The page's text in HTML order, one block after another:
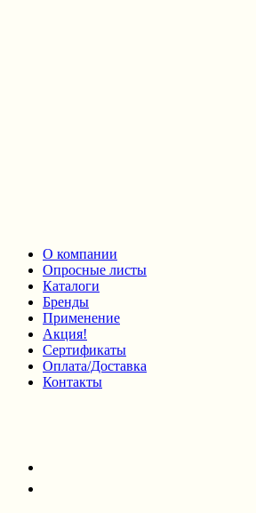
О компании
Опросные листы
Каталоги
Бренды
Применение
Акция!
Сертификаты
Оплата/Доставка
Контакты